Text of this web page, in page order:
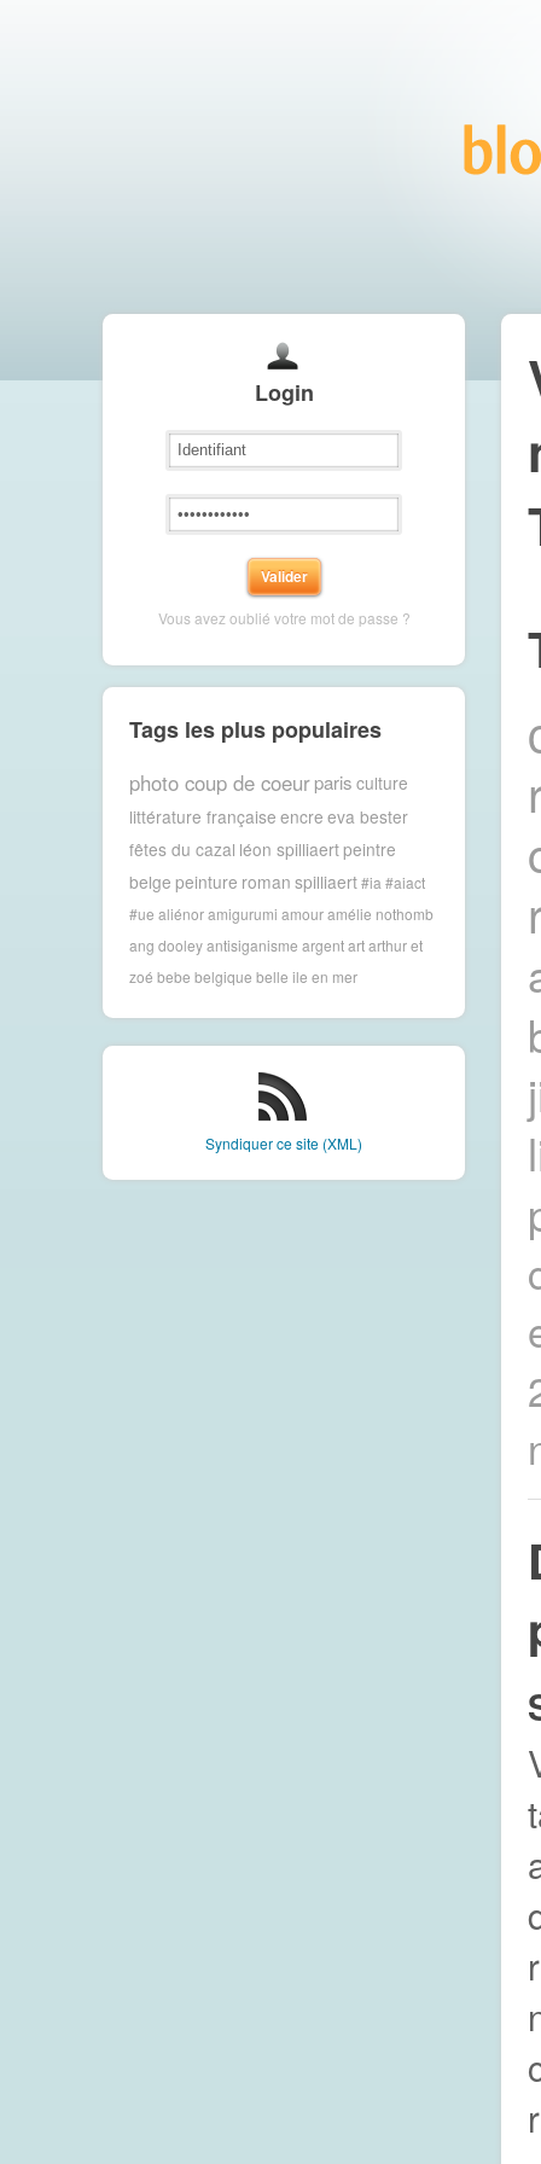
Login
Vous avez oublié votre mot de passe ?
Tags les plus populaires
photo coup de coeur paris culture
littérature française encre eva bester
fêtes du cazal léon spilliaertpeintre
belge peinture roman spilliaert #ia #aiact
#ue aliénor amigurumi amour amélie nothomb
ang dooley antisiganisme argent art arthur et
zoé bebe belgique belle ile en mer
Syndiquer ce site (XML)